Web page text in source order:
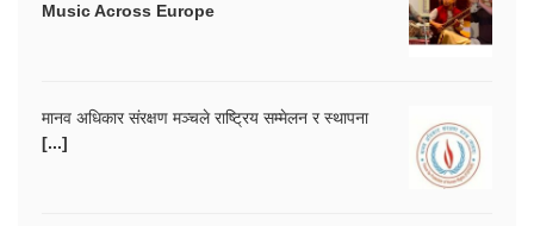
Music Across Europe
मानव अधिकार संरक्षण मञ्चले राष्ट्रिय सम्मेलन र स्थापना
[...]